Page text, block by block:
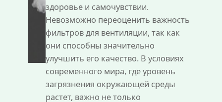
здоровье и самочувствии.
Невозможно переоценить важность
фильтров для вентиляции, так как
они способны значительно
улучшить его качество. В условиях
современного мира, где уровень
загрязнения окружающей среды
растет, важно не только